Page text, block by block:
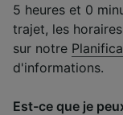
5 heures et 0
trajet, les
sur notre
d'informations.
Est-ce que je